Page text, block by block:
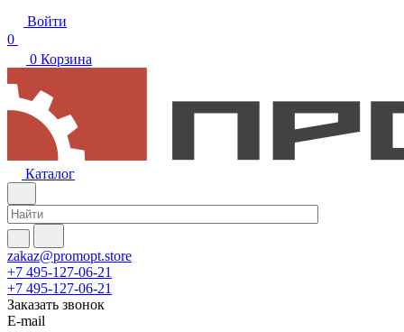
Войти
0
0 Корзина
Каталог
zakaz@promopt.store
+7 495-127-06-21
+7 495-127-06-21
Заказать звонок
E-mail